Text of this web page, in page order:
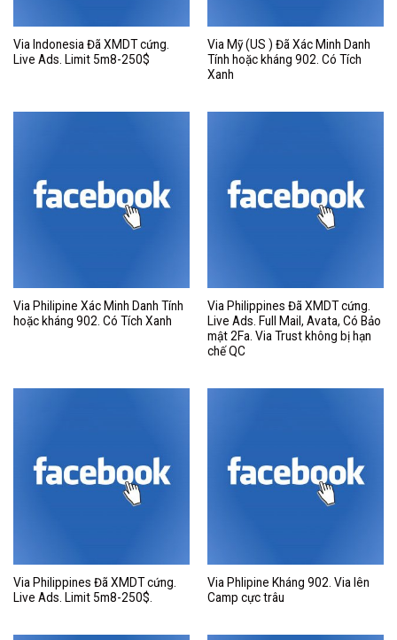
Via Indonesia Đã XMDT cứng.
Live Ads. Limit 5m8-250$
Via Mỹ (US ) Đã Xác Minh Danh
Tính hoặc kháng 902. Có Tích
Xanh
Via Philipine Xác Minh Danh Tính
hoặc kháng 902. Có Tích Xanh
Via Philippines Đã XMDT cứng.
Live Ads. Full Mail, Avata, Có Bảo
mật 2Fa. Via Trust không bị hạn
chế QC
Via Philippines Đã XMDT cứng.
Live Ads. Limit 5m8-250$.
Via Phlipine Kháng 902. Via lên
Camp cực trâu